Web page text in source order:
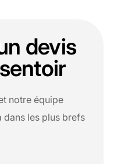
devis
notre équipe
dans les plus brefs